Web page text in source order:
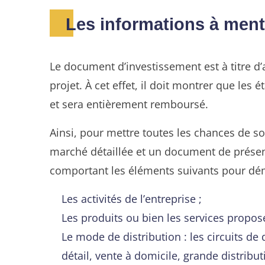
Les informations à
Le document d’investissement est à titre
projet. À cet effet, il doit montrer que les
et sera entièrement remboursé.
Ainsi, pour mettre toutes les chances de
marché détaillée et un document de
comportant les éléments suivants pour
Les activités de l’entreprise ;
Les produits ou bien les services
Le mode de distribution : les circuits
détail, vente à domicile, grande